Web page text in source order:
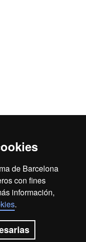
de Barcelona
con fines
información,
.
web